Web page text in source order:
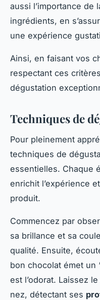
aussi l’importance de
ingrédients, en
une expérience
Ainsi, en faisant vos
respectant ces
dégustation
Techniques de
Pour pleinement
techniques de
essentielles. Chaque
enrichit l’expérience
produit.
Commencez par
sa brillance et sa
qualité. Ensuite,
bon chocolat émet un
est l’odorat. Laissez
nez, détectant ses